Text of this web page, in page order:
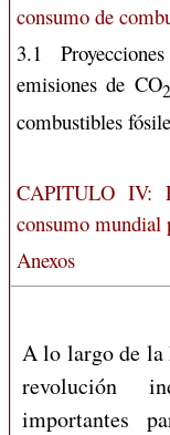
consumo de
3.1
emisiones de CO2
combustibles
CAPITULO IV:
consumo mundial
Anexos
A lo largo de la
revolución
importantes